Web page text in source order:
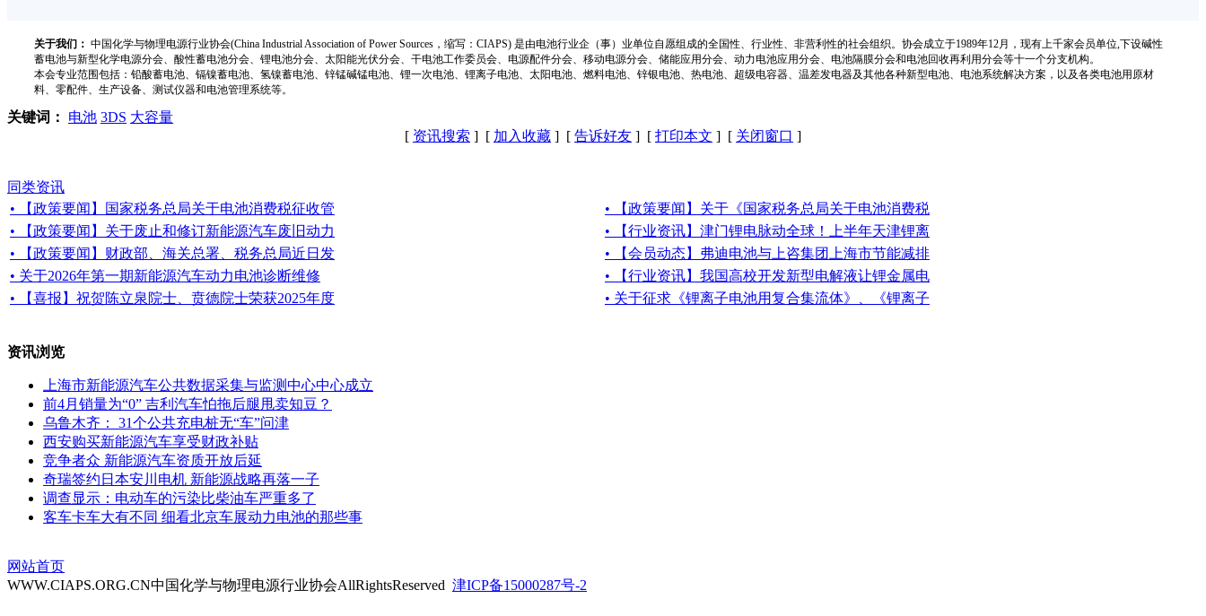
关于我们： 中国化学与物理电源行业协会(China Industrial Association of Power Sources，缩写：CIAPS) 是由电池行业企（事）业单位自愿组成的全国性、行业性、非营利性的社会组织。协会成立于1989年12月，现有上千家会员单位,下设碱性
蓄电池与新型化学电源分会、酸性蓄电池分会、锂电池分会、太阳能光伏分会、干电池工作委员会、电源配件分会、移动电源分会、储能应用分会、动力电池应用分会、电池隔膜分会和电池回收再利用分会等十一个分支机构。
本会专业范围包括：铅酸蓄电池、镉镍蓄电池、氢镍蓄电池、锌锰碱锰电池、锂一次电池、锂离子电池、太阳电池、燃料电池、锌银电池、热电池、超级电容器、温差发电器及其他各种新型电池、电池系统解决方案，以及各类电池用原材
料、零配件、生产设备、测试仪器和电池管理系统等。
关键词： 电池 3DS 大容量
[ 资讯搜索 ] [ 加入收藏 ] [ 告诉好友 ] [ 打印本文 ] [ 关闭窗口 ]
同类资讯
• 【政策要闻】国家税务总局关于电池消费税征收管
• 【政策要闻】关于《国家税务总局关于电池消费税
• 【政策要闻】关于废止和修订新能源汽车废旧动力
• 【行业资讯】津门锂电脉动全球！上半年天津锂离
• 【政策要闻】财政部、海关总署、税务总局近日发
• 【会员动态】弗迪电池与上咨集团上海市节能减排
• 关于2026年第一期新能源汽车动力电池诊断维修
• 【行业资讯】我国高校开发新型电解液让锂金属电
• 【喜报】祝贺陈立泉院士、贲德院士荣获2025年度
• 关于征求《锂离子电池用复合集流体》、《锂离子
资讯浏览
上海市新能源汽车公共数据采集与监测中心中心成立
前4月销量为“0” 吉利汽车怕拖后腿甩卖知豆？
乌鲁木齐： 31个公共充电桩无“车”问津
西安购买新能源汽车享受财政补贴
竞争者众 新能源汽车资质开放后延
奇瑞签约日本安川电机 新能源战略再落一子
调查显示：电动车的污染比柴油车严重多了
客车卡车大有不同 细看北京车展动力电池的那些事
网站首页
WWW.CIAPS.ORG.CN中国化学与物理电源行业协会AllRightsReserved 津ICP备15000287号-2